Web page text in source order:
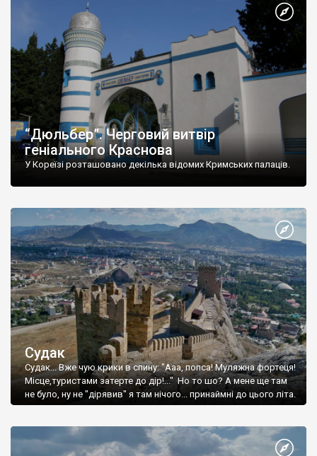
“Дюльбер”. Черговий витвір
геніального Краснова
У Кореїзі розташовано декілька відомих Кримських палаців.
Судак
Судак... Вже чую крики в спину: "Ааа, попса! Муляжна фортеця!
Місце,туристами затерте до дір!..." Но то шо? А мене ще там
не було, ну не "дірявив" я там нічого... принаймні до цього літа.